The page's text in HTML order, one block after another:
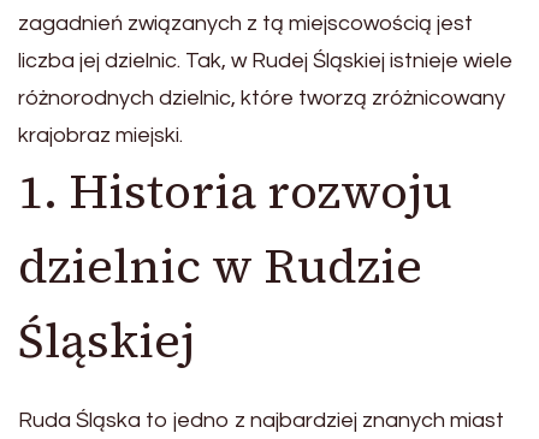
zagadnień związanych z tą miejscowością jest
liczba jej dzielnic. Tak, w Rudej Śląskiej istnieje wiele
różnorodnych dzielnic, które tworzą zróżnicowany
krajobraz miejski.
1. Historia rozwoju
dzielnic w Rudzie
Śląskiej
Ruda Śląska to jedno z najbardziej znanych miast